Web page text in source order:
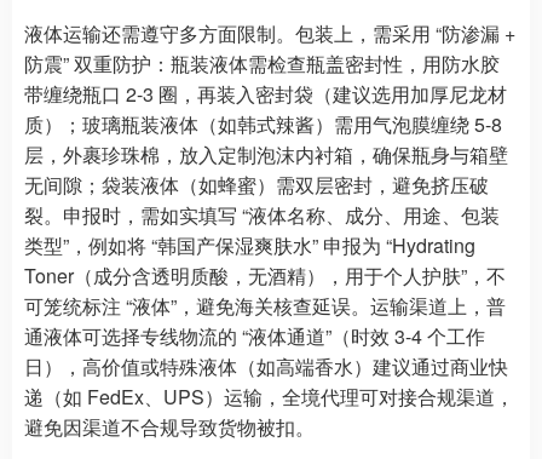
液体运输还需遵守多方面限制。包装上，需采用 “防渗漏 +
防震” 双重防护：瓶装液体需检查瓶盖密封性，用防水胶
带缠绕瓶口 2-3 圈，再装入密封袋（建议选用加厚尼龙材
质）；玻璃瓶装液体（如韩式辣酱）需用气泡膜缠绕 5-8
层，外裹珍珠棉，放入定制泡沫内衬箱，确保瓶身与箱壁
无间隙；袋装液体（如蜂蜜）需双层密封，避免挤压破
裂。申报时，需如实填写 “液体名称、成分、用途、包装
类型”，例如将 “韩国产保湿爽肤水” 申报为 “Hydrating
Toner（成分含透明质酸，无酒精），用于个人护肤”，不
可笼统标注 “液体”，避免海关核查延误。运输渠道上，普
通液体可选择专线物流的 “液体通道”（时效 3-4 个工作
日），高价值或特殊液体（如高端香水）建议通过商业快
递（如 FedEx、UPS）运输，全境代理可对接合规渠道，
避免因渠道不合规导致货物被扣。